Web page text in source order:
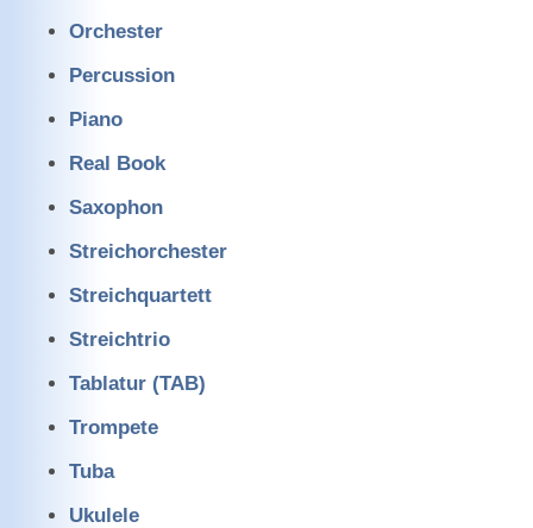
Orchester
Percussion
Piano
Real Book
Saxophon
Streichorchester
Streichquartett
Streichtrio
Tablatur (TAB)
Trompete
Tuba
Ukulele